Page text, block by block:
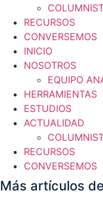
RECURSOS
CONVERSEMOS
INICIO
NOSOTROS
EQUIPO
HERRAMIENTAS
ESTUDIOS
ACTUALIDAD
RECURSOS
CONVERSEMOS
Más artículos